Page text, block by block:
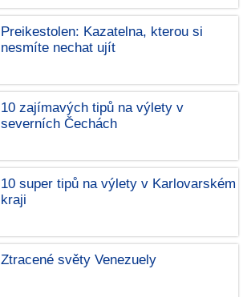
Preikestolen: Kazatelna, kterou si
nesmíte nechat ujít
10 zajímavých tipů na výlety v
severních Čechách
10 super tipů na výlety v Karlovarském
kraji
Ztracené světy Venezuely